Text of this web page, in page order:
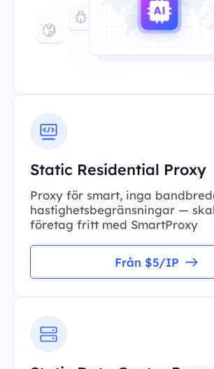
Static Residential Proxy
Proxy för smart, inga
hastighetsbegränsningar —
företag fritt med SmartProxy
Från $5/IP